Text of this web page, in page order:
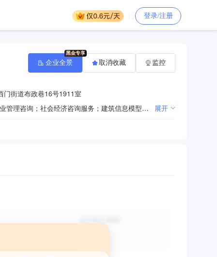
登录/注册
门街道布政巷16号1911室
一般项目：工程造价咨询业务；工程管理服务；招投标代理服务；采购代理服务；政府采购代理服务；企业管理咨询；社会经济咨询服务；建筑信息模型技术开发、技术咨询、技术服务；信息技术咨询服务；技术服务、技术开发、技术咨询、技术交流、技术转让、技术推广；水利相关咨询服务；社会稳定风险评估；规划设计管理；专业设计服务；环境保护监测；计量技术服务；标准化服务；软件开发；信息系统集成服务；计算机系统服务；节能管理服务；安全咨询服务（除依法须经批准的项目外，凭营业执照依法自主开展经营活动）。许可项目：单建式人防工程监理；建设工程监理；公路工程监理；水运工程监理；水利工程建设监理；文物保护工程监理（依法须经批准的项目，经相关部门批准后方可开展经营活动，具体经营项目以审批结果为准）。
展开
企业全景 取消收藏 监控